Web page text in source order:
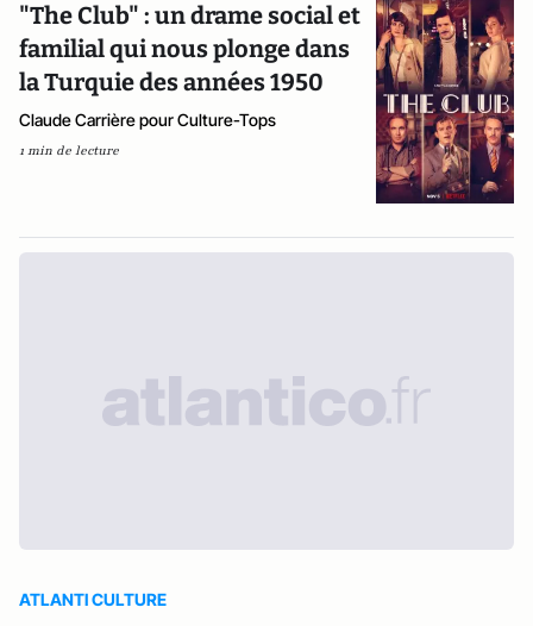
"The Club" : un drame social et
familial qui nous plonge dans
la Turquie des années 1950
Claude Carrière pour Culture-Tops
1 min de lecture
ATLANTI CULTURE